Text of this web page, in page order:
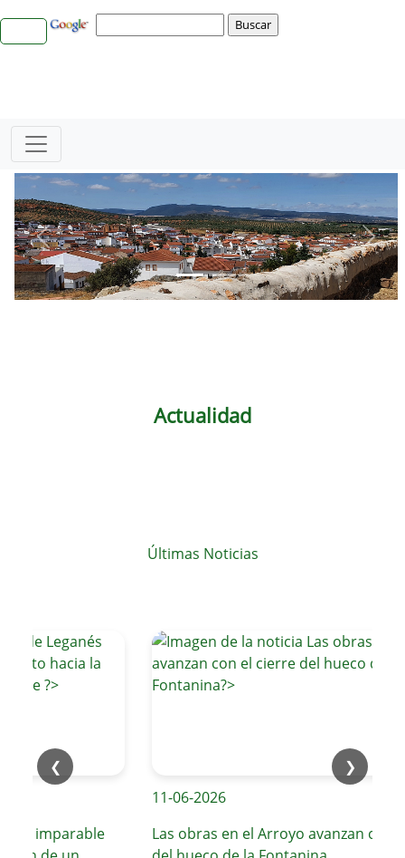
Actualidad
Últimas Noticias
❮ ❯
imparable
11-06-2026
Las obras en el Arroyo avanzan con el